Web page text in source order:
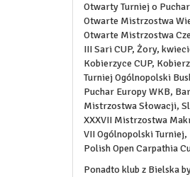
Otwarty Turniej o
Otwarte Mistrzostwa
Otwarte Mistrzostwa
III Sari CUP, Żory,
Kobierzyce CUP,
Turniej Ogólnopolski
Puchar Europy WKB,
Mistrzostwa Słowacji,
XXXVII Mistrzostwa
VII Ogólnopolski Turniej,
Polish Open Carpathia
Ponadto klub z Bielska